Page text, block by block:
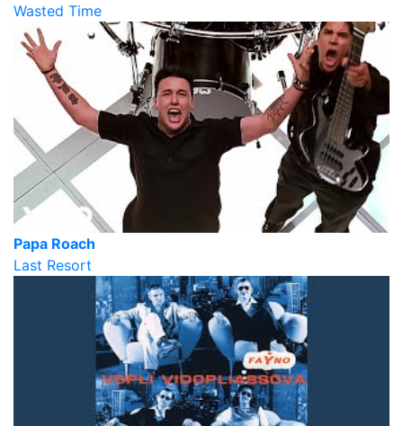
Wasted Time
Papa Roach
Last Resort